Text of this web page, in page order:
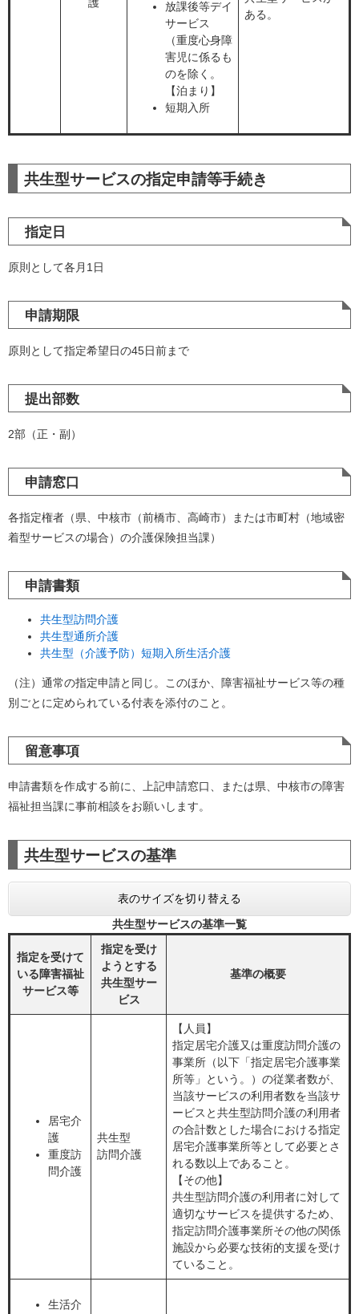
放課後等デイ
サービス
（重度心身障
害児に係るも
のを除く。
【泊まり】
短期入所
ある。
共生型サービスの指定申請等手続き
指定日
原則として各月1日
申請期限
原則として指定希望日の45日前まで
提出部数
2部（正・副）
申請窓口
各指定権者（県、中核市（前橋市、高崎市）または市町村（地域密
着型サービスの場合）の介護保険担当課）
申請書類
共生型訪問介護
共生型通所介護
共生型（介護予防）短期入所生活介護
（注）通常の指定申請と同じ。このほか、障害福祉サービス等の種
別ごとに定められている付表を添付のこと。
留意事項
申請書類を作成する前に、上記申請窓口、または県、中核市の障害
福祉担当課に事前相談をお願いします。
共生型サービスの基準
表のサイズを切り替える
共生型サービスの基準一覧
指定を受けて
いる障害福祉
サービス等
指定を受け
ようとする
共生型サー
ビス
基準の概要
居宅介
護
重度訪
問介護
共生型
訪問介護
【人員】
指定居宅介護又は重度訪問介護の
事業所（以下「指定居宅介護事業
所等」という。）の従業者数が、
当該サービスの利用者数を当該サ
ービスと共生型訪問介護の利用者
の合計数とした場合における指定
居宅介護事業所等として必要とさ
れる数以上であること。
【その他】
共生型訪問介護の利用者に対して
適切なサービスを提供するため、
指定訪問介護事業所その他の関係
施設から必要な技術的支援を受け
ていること。
生活介